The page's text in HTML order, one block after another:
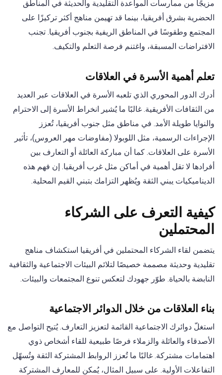
مزيجًا من ممارسات المواعدة التقليدية والحديثة في المناطق
الحضرية بشرق أفريقيا، بينما قد تهيمن مناهج أكثر تركيزًا على
المجتمع وطقوسًا في المناطق الريفية بجنوب أفريقيا. تجنب
الافتراضات المسبقة، واغتنم فرصة التعلم والتكيف.
تعلم أهمية الأسرة في العلاقات
أدرك الدور المحوري الذي تلعبه الأسرة في العلاقات عبر العديد
من الثقافات الأفريقية. غالبًا ما يُشير انخراط الأسرة إلى الاحترام
والنوايا طويلة الأمد. في مناطق مثل جنوب أفريقيا، تُعزز
الإجراءات الرسمية، مثل اللوبولا (مفاوضات مهر العروس)، تأثير
الأسرة على العلاقات. كما أن مباركة العائلة أو التعارف بين
أفرادها لا تقل أهمية في أماكن مثل غرب أفريقيا. إن فهم هذه
الديناميكيات يبني الثقة ويُظهر التزامك بتبني القيم المحلية.
كيفية التعرف على الشركاء
المحتملين
يتضمن لقاء الشركاء المحتملين في أفريقيا استكشاف مناهج
تقليدية وحديثة مصممة خصيصًا لتلائم البيئات الاجتماعية والثقافية
النابضة بالحياة. طوّر جهودك لتعكس تنوع المجتمعات والبيئات.
بناء العلاقات من خلال الدوائر الاجتماعية
استغلّ دوائرك الاجتماعية القائمة لتعزيز التعارف. يُتيح التواصل مع
الأصدقاء والعائلة والزملاء فرصًا طبيعية للقاء أشخاص ذوي
اهتمامات مشتركة. غالبًا ما تُعزز الروابط المشتركة الثقة وتُسهّل
التفاعلات الأولية. على سبيل المثال، يُمكن للمعارف المشتركة